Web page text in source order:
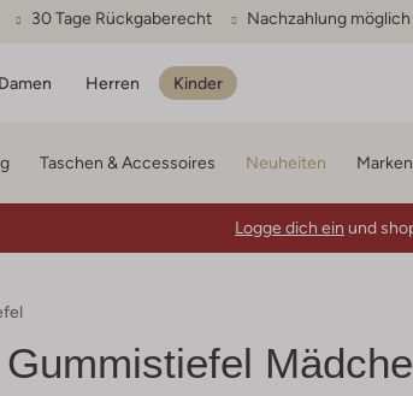
30 Tage Rückgaberecht Nachzahlung
Damen Herren Kinder
Taschen & Accessoires Neuheiten Marken
Logge dich ein und